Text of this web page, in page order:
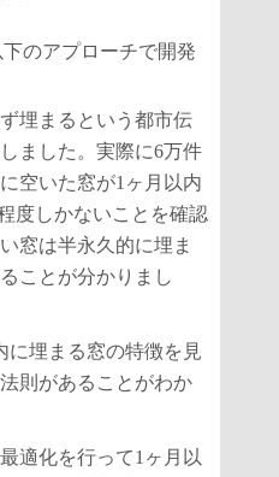
下のアプローチで開発
埋まるという都市伝
ました。実際に6万件
空いた窓が1ヶ月以内
度しかないことを確認
窓は半永久的に埋ま
ことが分かりまし
に埋まる窓の特徴を見
則があることがわか
適化を行って1ヶ月以